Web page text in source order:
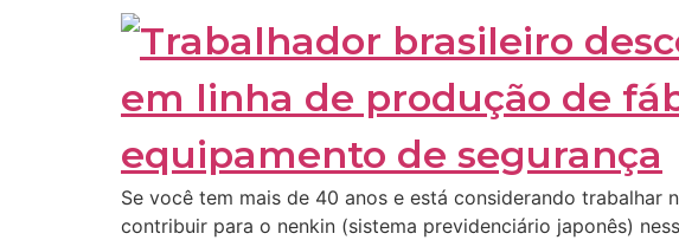
Se você tem mais de 40 anos e está considerando trabalhar
contribuir para o nenkin (sistema previdenciário japonês)